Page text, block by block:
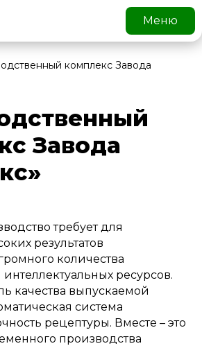
Меню
комплекс Завода
Завода
требует для
результатов
количества
ресурсов.
качества выпускаемой
система
рецептуры. Вместе – это
производства